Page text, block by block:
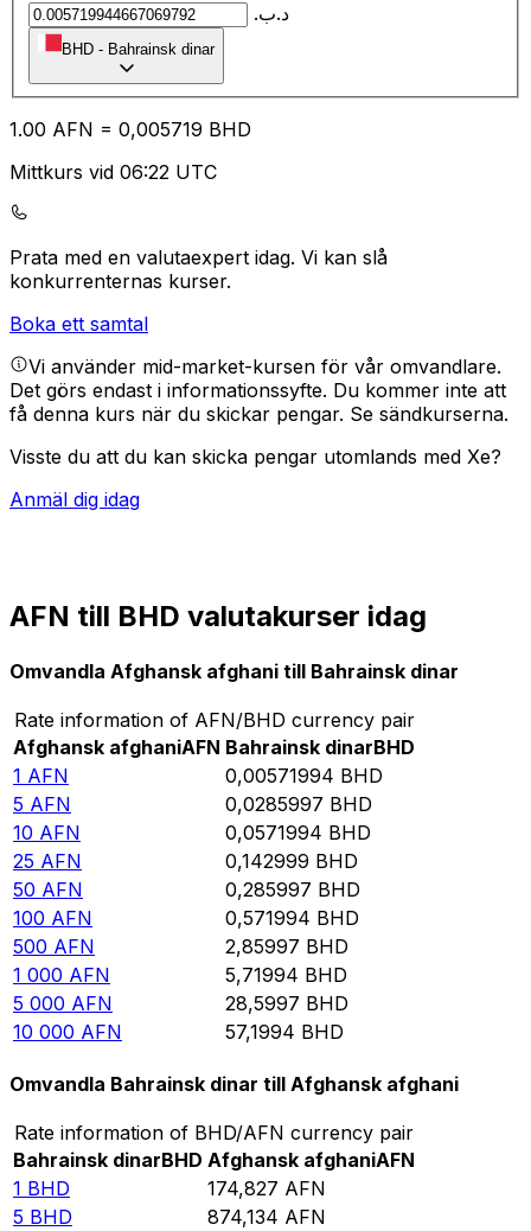
.د.ب
BHD - Bahrainsk dinar
1.00 AFN = 0,005719 BHD
Mittkurs vid 06:22 UTC
Prata med en valutaexpert idag. Vi kan slå
konkurrenternas kurser.
Boka ett samtal
Vi använder mid-market-kursen för vår omvandlare.
Det görs endast i informationssyfte. Du kommer inte att
få denna kurs när du skickar pengar. Se sändkurserna.
Visste du att du kan skicka pengar utomlands med Xe?
Anmäl dig idag
AFN till BHD valutakurser idag
Omvandla Afghansk afghani till Bahrainsk dinar
Rate information of AFN/BHD currency pair
Afghansk afghaniAFN Bahrainsk dinarBHD
1 AFN 0,00571994 BHD
5 AFN 0,0285997 BHD
10 AFN 0,0571994 BHD
25 AFN 0,142999 BHD
50 AFN 0,285997 BHD
100 AFN 0,571994 BHD
500 AFN 2,85997 BHD
1 000 AFN 5,71994 BHD
5 000 AFN 28,5997 BHD
10 000 AFN 57,1994 BHD
Omvandla Bahrainsk dinar till Afghansk afghani
Rate information of BHD/AFN currency pair
Bahrainsk dinarBHD Afghansk afghaniAFN
1 BHD 174,827 AFN
5 BHD 874,134 AFN